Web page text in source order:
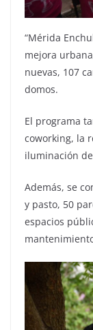
“Mérida
mejora
nuevas, 107
domos.
El programa
coworking, la
iluminación
Además, se
y pasto, 50
espacios